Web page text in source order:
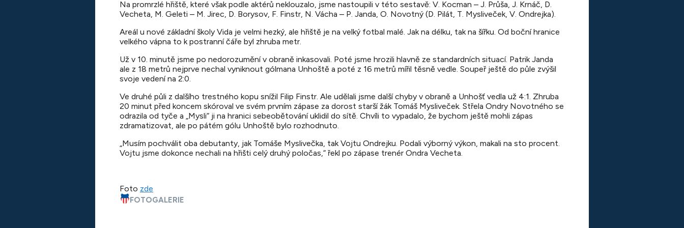
Na promrzlé hřiště, které však podle aktérů neklouzalo, jsme nastoupili v této sestavě: V. Kocman – J. Průša, J. Krnáč, D.
Vecheta, M. Geleti – M. Jirec, D. Borysov, F. Finstr, N. Vácha – P. Janda, O. Novotný (D. Pilát, T. Mysliveček, V. Ondrejka).
Areál u nové základní školy Vida je velmi hezký, ale hřiště je na velký fotbal malé. Jak na délku, tak na šířku. Od boční hranice
velkého vápna to k postranní čáře byl zhruba metr.
Už v 10. minutě jsme po nedorozumění v obraně inkasovali. Poté jsme hrozili hlavně ze standardních situací. Patrik Janda
ale z 18 metrů nejprve nechal vyniknout gólmana Unhoště a poté z 16 metrů mířil těsně vedle. Soupeř ještě do půle zvýšil
svoje vedení na 2:0.
Ve druhé půli z dalšího trestného kopu snížil Filip Finstr. Ale udělali jsme další chyby v obraně a Unhošť vedla už 4:1. Zhruba
20 minut před koncem skóroval ve svém prvním zápase za dorost starší žák Tomáš Mysliveček. Střela Ondry Novotného se
odrazila od tyče a „Mysli“ ji na hranici sebeobětování uklidil do sítě. Chvíli to vypadalo, že bychom ještě mohli zápas
zdramatizovat, ale po pátém gólu Unhoště bylo rozhodnuto.
„Musím pochválit oba debutanty, jak Tomáše Myslivečka, tak Vojtu Ondrejku. Podali výborný výkon, makali na sto procent.
Vojtu jsme dokonce nechali na hřišti celý druhý poločas,“ řekl po zápase trenér Ondra Vecheta.
Foto zde
FOTOGALERIE